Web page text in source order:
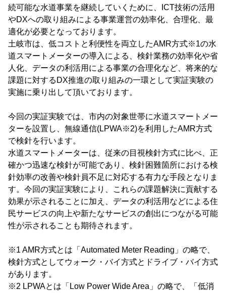
続可能な水道事業を継続していくために、ICT技術の活用
やDXへの取り組みによる事業運営の効率化、合理化、最
適化が必要となっております。
土岐市は、低コストと利便性を両立したAMR方式※1の水
道スマートメーターの導入による、検針業務の効率化や省
人化、データの利活用による事業の合理化など、将来的な
課題に対するDX推進の取り組みの一環として実証実験の
実施に乗り出して頂いております。
今回の実証実験では、市内の対象世帯に水道スマートメー
ターを設置し、無線通信(LPWA※2)を利用したAMR方式
で検針を行います。
水道スマートメーターは、従来の目視検針方式に比べ、正
確かつ迅速な検針が可能であり、検針困難箇所における検
針効率の改善や検針員不足に対応する有力な手段となりま
す。今回の実証実験により、これらの課題解決に貢献する
効果が示されることに加え、データの利活用などによる住
民サービスの向上や新たなサービスの創出につながる可能
性が示されることも期待されます。
※1 AMR方式とは「Automated Meter Reading」の略で、
検針方式としてウォーク・バイ方式とドライブ・バイ方式
があります。
※2 LPWAとは「Low Power Wide Area」の略で、「低消